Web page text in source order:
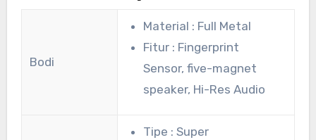
Bodi
Material : Full Metal
Fitur : Fingerprint
Sensor, five-magnet
speaker, Hi-Res Audio
Tipe : Super